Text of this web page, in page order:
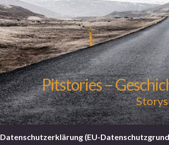
Pitstories –
Datenschutzerklärung (EU-